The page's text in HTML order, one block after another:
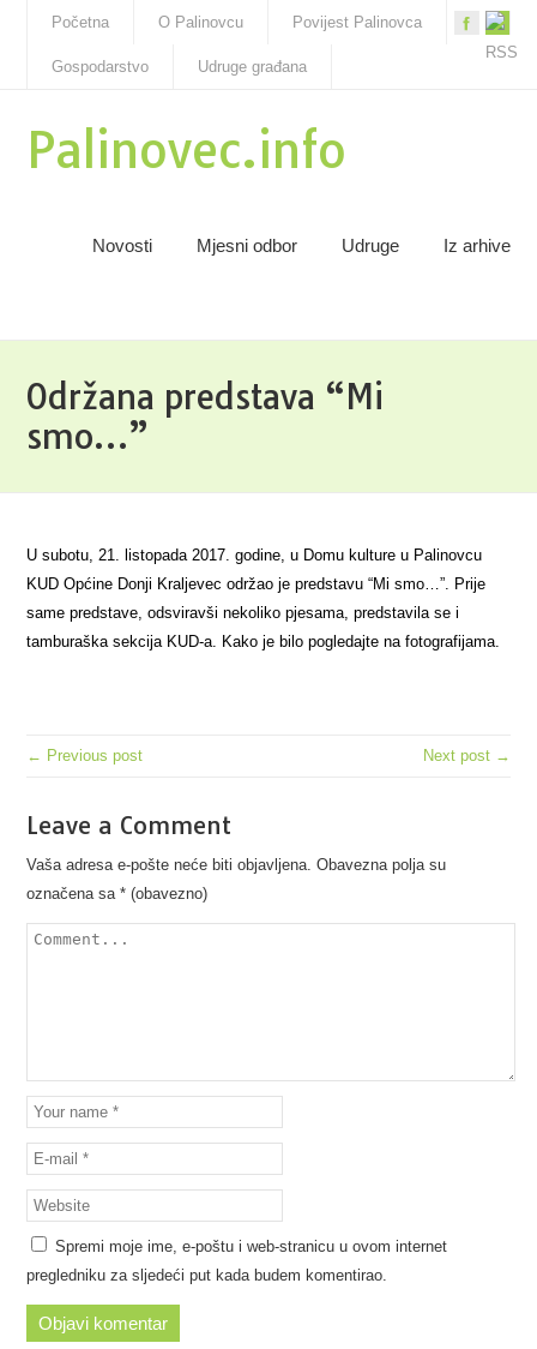
Početna O Palinovcu Povijest Palinovca
Gospodarstvo Udruge građana
Palinovec.info
Novosti Mjesni odbor Udruge Iz arhive
Održana predstava “Mi
smo…”
U subotu, 21. listopada 2017. godine, u Domu kulture u Palinovcu
KUD Općine Donji Kraljevec održao je predstavu “Mi smo…”. Prije
same predstave, odsviravši nekoliko pjesama, predstavila se i
tamburaška sekcija KUD-a. Kako je bilo pogledajte na fotografijama.
← Previous post Next post →
Leave a Comment
Vaša adresa e-pošte neće biti objavljena. Obavezna polja su
označena sa* (obavezno)
Spremi moje ime, e-poštu i web-stranicu u ovom internet
pregledniku za sljedeći put kada budem komentirao.